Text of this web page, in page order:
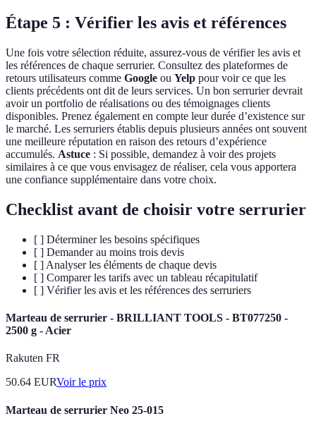
Étape 5 : Vérifier les avis et références
Une fois votre sélection réduite, assurez-vous de vérifier les avis et
les références de chaque serrurier. Consultez des plateformes de
retours utilisateurs comme Google ou Yelp pour voir ce que les
clients précédents ont dit de leurs services. Un bon serrurier devrait
avoir un portfolio de réalisations ou des témoignages clients
disponibles. Prenez également en compte leur durée d’existence sur
le marché. Les serruriers établis depuis plusieurs années ont souvent
une meilleure réputation en raison des retours d’expérience
accumulés. Astuce : Si possible, demandez à voir des projets
similaires à ce que vous envisagez de réaliser, cela vous apportera
une confiance supplémentaire dans votre choix.
Checklist avant de choisir votre serrurier
[ ] Déterminer les besoins spécifiques
[ ] Demander au moins trois devis
[ ] Analyser les éléments de chaque devis
[ ] Comparer les tarifs avec un tableau récapitulatif
[ ] Vérifier les avis et les références des serruriers
Marteau de serrurier - BRILLIANT TOOLS - BT077250 -
2500 g - Acier
Rakuten FR
50.64 EURVoir le prix
Marteau de serrurier Neo 25-015